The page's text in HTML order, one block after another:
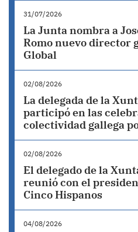
31/07/2026
La Junta nombra a
Romo nuevo director
Global
02/08/2026
La delegada de la
participó en las
colectividad gallega
02/08/2026
El delegado de la
reunió con el
Cinco Hispanos
04/08/2026